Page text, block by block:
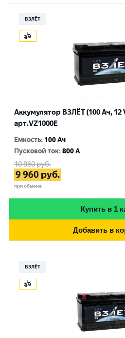
ВЗЛЁТ
Аккумулятор ВЗЛЁТ (100 Ач, 12
арт.VZ1000E
Емкость: 100 Ач
Пусковой ток:800 A
10 860руб.
9 960 руб.
при обмене
Купить в 1
Добавить в
ВЗЛЁТ